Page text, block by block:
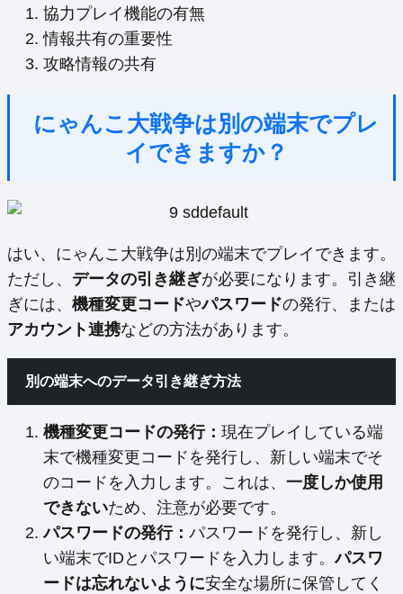
協力プレイ機能の有無
情報共有の重要性
攻略情報の共有
にゃんこ大戦争は別の端末でプレ
イできますか？
はい、にゃんこ大戦争は別の端末でプレイできます。
ただし、 データの引き継ぎが必要になります。引き継
ぎには、 機種変更コードやパスワードの発行、または
アカウント連携などの方法があります。
別の端末へのデータ引き継ぎ方法
機種変更コードの発行： 現在プレイしている端
末で機種変更コードを発行し、新しい端末でそ
のコードを入力します。これは、 一度しか使用
できないため、注意が必要です。
パスワードの発行： パスワードを発行し、新し
い端末でIDとパスワードを入力します。パスワ
ードは忘れないように安全な場所に保管してく